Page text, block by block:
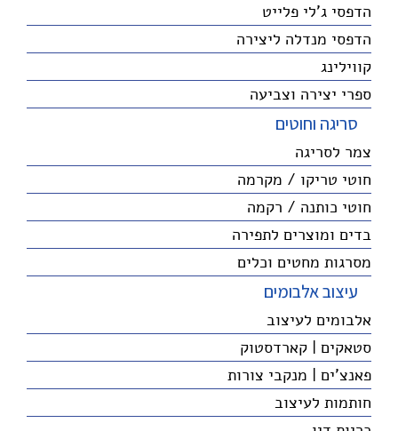
הדפסי ג'לי פלייט
הדפסי מנדלה ליצירה
קווילינג
ספרי יצירה וצביעה
סריגה וחוטים
צמר לסריגה
חוטי טריקו / מקרמה
חוטי כותנה / רקמה
בדים ומוצרים לתפירה
מסרגות מחטים וכלים
עיצוב אלבומים
אלבומים לעיצוב
סטאקים | קארדסטוק
פאנצ'ים | מנקבי צורות
חותמות לעיצוב